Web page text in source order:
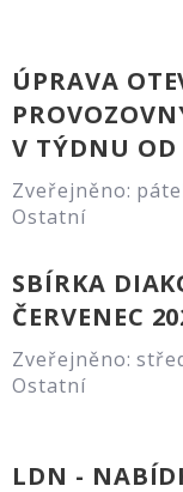
ÚPRAVA
V TÝDNU OD
Zveřejněno:
Ostatní
SBÍRKA
ČERVENEC
Zveřejněno:
Ostatní
LDN -